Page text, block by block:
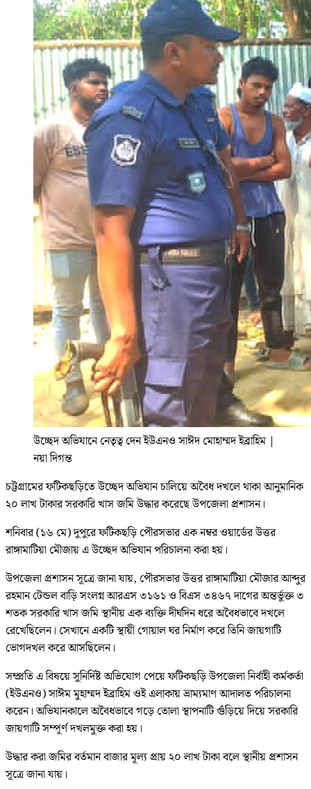
উচ্ছেদ অভিযানে নেতৃত্ব দেন ইউএনও সাঈদ মোহাম্মদ ইব্রাহিম |
নয়া দিগন্ত
চট্টগ্রামের ফটিকছড়িতে উচ্ছেদ অভিযান চালিয়ে অবৈধ দখলে থাকা আনুমানিক
২০ লাখ টাকার সরকারি খাস জমি উদ্ধার করেছে উপজেলা প্রশাসন।
শনিবার (১৬ মে) দুপুরে ফটিকছড়ি পৌরসভার এক নম্বর ওয়ার্ডের উত্তর
রাঙ্গামাটিয়া মৌজায় এ উচ্ছেদ অভিযান পরিচালনা করা হয়।
উপজেলা প্রশাসন সূত্রে জানা যায়, পৌরসভার উত্তর রাঙ্গামাটিয়া মৌজার আব্দুর
রহমান টেন্ডল বাড়ি সংলগ্ন আরএস ৩১৬১ ও বিএস ৩৪৬৭ দাগের অন্তর্ভুক্ত ৩
শতক সরকারি খাস জমি স্থানীয় এক ব্যক্তি দীর্ঘদিন ধরে অবৈধভাবে দখলে
রেখেছিলেন। সেখানে একটি স্থায়ী গোয়াল ঘর নির্মাণ করে তিনি জায়গাটি
ভোগদখল করে আসছিলেন।
সম্প্রতি এ বিষয়ে সুনির্দিষ্ট অভিযোগ পেয়ে ফটিকছড়ি উপজেলা নির্বাহী কর্মকর্তা
(ইউএনও) সাঈম মুহাম্মদ ইব্রাহিম ওই এলাকায় ভ্রাম্যমাণ আদালত পরিচালনা
করেন। অভিযানকালে অবৈধভাবে গড়ে তোলা স্থাপনাটি গুঁড়িয়ে দিয়ে সরকারি
জায়গাটি সম্পূর্ণ দখলমুক্ত করা হয়।
উদ্ধার করা জমির বর্তমান বাজার মূল্য প্রায় ২০ লাখ টাকা বলে স্থানীয় প্রশাসন
সূত্রে জানা যায়।